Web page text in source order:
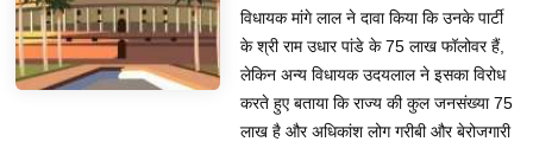
विधायक मांगे लाल ने दावा किया कि उनके पार्टी
के श्री राम उधार पांडे के 75 लाख फॉलोवर हैं,
लेकिन अन्य विधायक उदयलाल ने इसका विरोध
करते हुए बताया कि राज्य की कुल जनसंख्या 75
लाख है और अधिकांश लोग गरीबी और बेरोजगारी